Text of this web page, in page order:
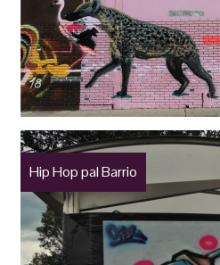
Hip Hop pal Barrio